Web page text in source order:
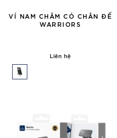
VÍ NAM CHÂM CÓ CHÂN ĐẾ
WARRIORS
Liên hệ